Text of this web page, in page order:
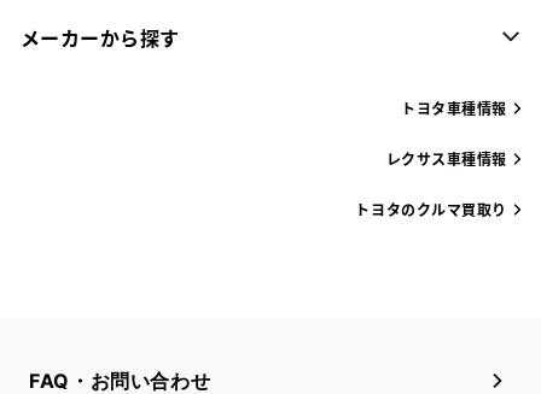
メーカーから探す
トヨタ車種情報
レクサス車種情報
トヨタのクルマ買取り
FAQ・お問い合わせ